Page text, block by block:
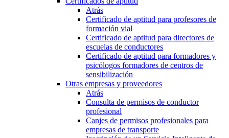
Atrás
Certificado de aptitud para profesores de
formación vial
Certificado de aptitud para directores de
escuelas de conductores
Certificado de aptitud para formadores y
psicólogos formadores de centros de
sensibilización
Otras empresas y proveedores
Atrás
Consulta de permisos de conductor
profesional
Canjes de permisos profesionales para
empresas de transporte